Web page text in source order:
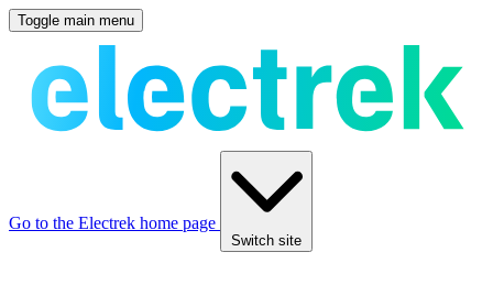
Toggle main menu
Go to the Electrek home page
Switch site